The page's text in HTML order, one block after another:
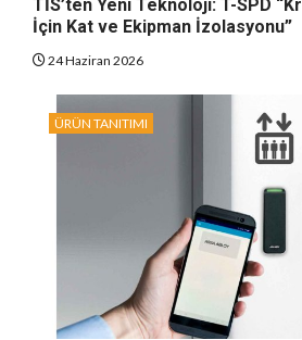
TİS’ten Yeni Teknoloji: T-SPD
İçin Kat ve Ekipman İzolasyonu”
24 Haziran 2026
ÜRÜN TANITIMI